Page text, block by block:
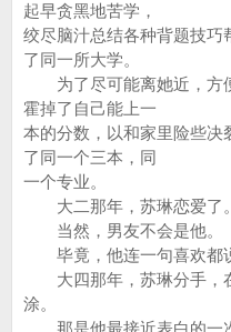
起早贪黑地苦学，
绞尽脑汁总结各种背题技巧
了同一所大学。
为了尽可能离她近，方
霍掉了自己能上一
本的分数，以和家里险些决
了同一个三本，同
一个专业。
大二那年，苏琳恋爱了
当然，男友不会是他。
毕竟，他连一句喜欢都
大四那年，苏琳分手，
涂。
那是他最接近表白的一